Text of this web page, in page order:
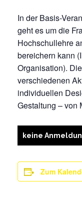
In der Basis-
geht es um die
Hochschullehre
bereichern kann
Organisation).
verschiedenen
individuellen
Gestaltung – von
keine
Zum